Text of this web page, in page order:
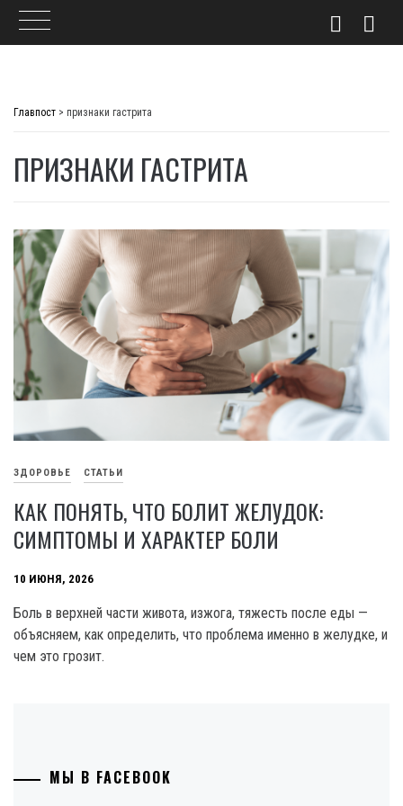
Главпост > признаки гастрита
ПРИЗНАКИ ГАСТРИТА
ЗДОРОВЬЕ СТАТЬИ
КАК ПОНЯТЬ, ЧТО БОЛИТ ЖЕЛУДОК:
СИМПТОМЫ И ХАРАКТЕР БОЛИ
10 ИЮНЯ, 2026
Боль в верхней части живота, изжога, тяжесть после еды —
объясняем, как определить, что проблема именно в желудке, и
чем это грозит.
МЫ В FACEBOOK